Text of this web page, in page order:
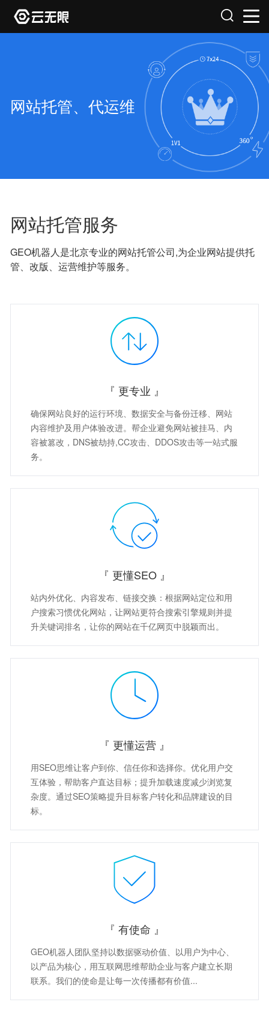
网站托管、代运维
网站托管服务
GEO机器人是北京专业的网站托管公司,为企业网站提供托
管、改版、运营维护等服务。
『 更专业 』
确保网站良好的运行环境、数据安全与备份迁移、网站
内容维护及用户体验改进。帮企业避免网站被挂马、内
容被篡改，DNS被劫持,CC攻击、DDOS攻击等一站式服
务。
『 更懂SEO 』
站内外优化、内容发布、链接交换：根据网站定位和用
户搜索习惯优化网站，让网站更符合搜索引擎规则并提
升关键词排名，让你的网站在千亿网页中脱颖而出。
『 更懂运营 』
用SEO思维让客户到你、信任你和选择你。优化用户交
互体验，帮助客户直达目标；提升加载速度减少浏览复
杂度。通过SEO策略提升目标客户转化和品牌建设的目
标。
『 有使命 』
GEO机器人团队坚持以数据驱动价值、以用户为中心、
以产品为核心，用互联网思维帮助企业与客户建立长期
联系。我们的使命是让每一次传播都有价值...